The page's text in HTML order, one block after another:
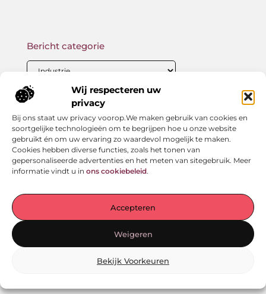
Wij respecteren uw
privacy
Bij ons staat uw privacy voorop.We maken gebruik van cookies en
soortgelijke technologieën om te begrijpen hoe u onze website
gebruikt én om uw ervaring zo waardevol mogelijk te maken.
Cookies hebben diverse functies, zoals het tonen van
gepersonaliseerde advertenties en het meten van sitegebruik. Meer
informatie vindt u in ons cookiebeleid.
Accepteren
Weigeren
Bekijk Voorkeuren
praktische adviezen en waardevolle kennis. Alles
overzichtelijk gebundeld op één plek. Begin vandaag nog
met ontdekken!
Onze informatie
Bericht categorie